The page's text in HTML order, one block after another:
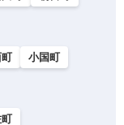
町
小国町